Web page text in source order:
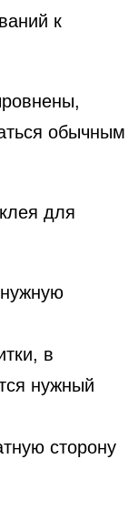
к
обычным
в
нужный
сторону